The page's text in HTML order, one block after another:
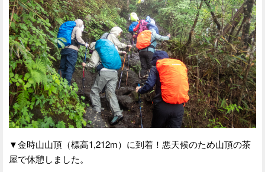
▼金時山山頂（標高1,212m）に到着！悪天候のため山頂の茶
屋で休憩しました。